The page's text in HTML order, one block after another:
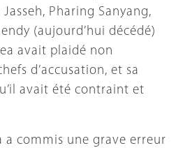
Pharing Sanyang,
(aujourd’hui décédé)
avait plaidé non
d’accusation, et sa
avait été contraint et
a commis une grave erreur